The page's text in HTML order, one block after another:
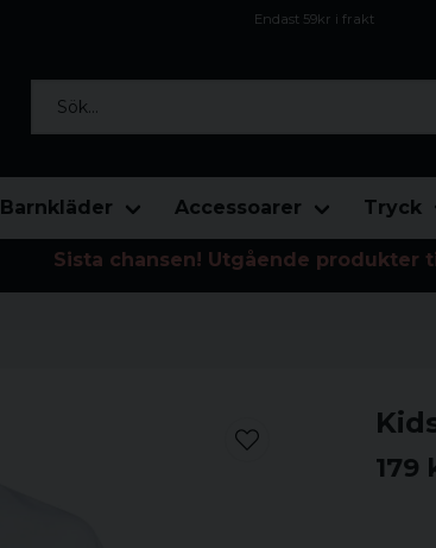
Endast 59kr i frakt
Barnkläder Accessoarer Tryck
Sista chansen! Utgående produkter
179